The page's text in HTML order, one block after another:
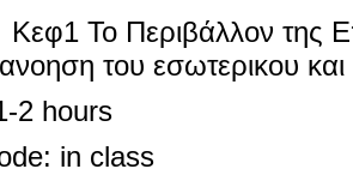
Το Περιβάλλον της
του εσωτερικου
2 hours
in class